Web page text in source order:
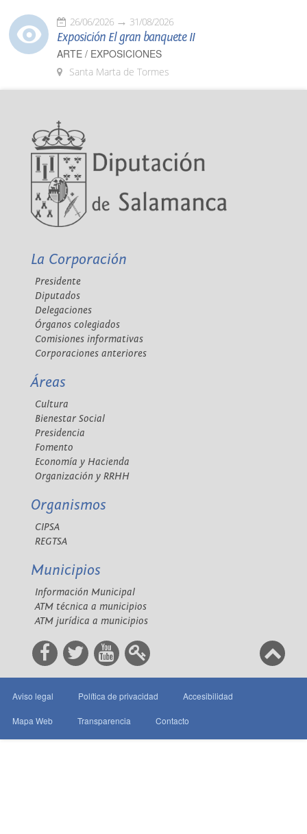
26/06/2026 31/08/2026
Exposición El gran banquete II
ARTE / EXPOSICIONES
Santa Marta de Tormes
La Corporación
Presidente
Diputados
Delegaciones
Órganos colegiados
Comisiones informativas
Corporaciones anteriores
Áreas
Cultura
Bienestar Social
Presidencia
Fomento
Economía y Hacienda
Organización y RRHH
Organismos
CIPSA
REGTSA
Municipios
Información Municipal
ATM técnica a municipios
ATM jurídica a municipios
Aviso legal Política de privacidad Accesibilidad
Mapa Web Transparencia Contacto